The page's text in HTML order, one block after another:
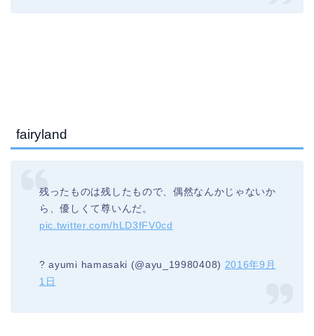
fairyland
残ったものは残したもので、偶然なんかじゃないか
ら、優しくて尊いんだ。
pic.twitter.com/hLD3fFV0cd
? ayumi hamasaki (@ayu_19980408) 2016年9月
1日